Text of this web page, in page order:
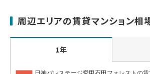
周辺エリアの賃貸マンション相
1年